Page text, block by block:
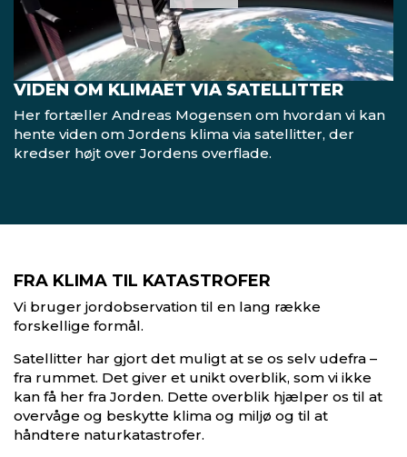
VIDEN OM KLIMAET VIA SATELLITTER
Her fortæller Andreas Mogensen om hvordan vi kan
hente viden om Jordens klima via satellitter, der
kredser højt over Jordens overflade.
FRA KLIMA TIL KATASTROFER
Vi bruger jordobservation til en lang række
forskellige formål.
Satellitter har gjort det muligt at se os selv udefra –
fra rummet. Det giver et unikt overblik, som vi ikke
kan få her fra Jorden. Dette overblik hjælper os til at
overvåge og beskytte klima og miljø og til at
håndtere naturkatastrofer.